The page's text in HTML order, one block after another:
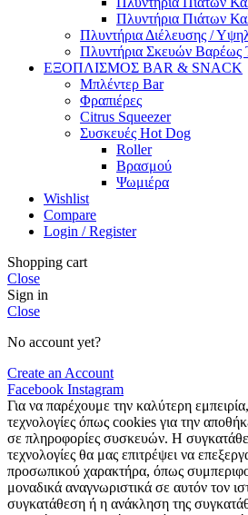
Πλυντήρια Πιάτων
Πλυντήρια Διέλευσης /
Πλυντήρια Σκευών Βαρέως
ΕΞΟΠΛΙΣΜΟΣ BAR & SNACK
Μπλέντερ Bar
Φραπιέρες
Citrus Squeezer
Συσκευές Hot Dog
Roller
Βρασμού
Ψωμιέρα
Wishlist
Compare
Login / Register
Shopping cart
Close
Sign in
Close
No account yet?
Create an Account
Facebook Instagram
Για να παρέχουμε την καλύτερη
τεχνολογίες όπως cookies για την
σε πληροφορίες συσκευών. Η
τεχνολογίες θα μας επιτρέψει να
προσωπικού χαρακτήρα, όπως
μοναδικά αναγνωριστικά σε αυτόν τον
συγκατάθεση ή η ανάκληση της